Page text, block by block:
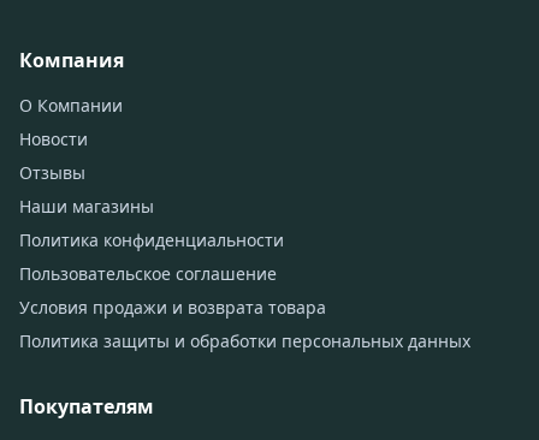
Компания
О Компании
Новости
Отзывы
Наши магазины
Политика конфиденциальности
Пользовательское соглашение
Условия продажи и возврата товара
Политика защиты и обработки персональных данных
Покупателям